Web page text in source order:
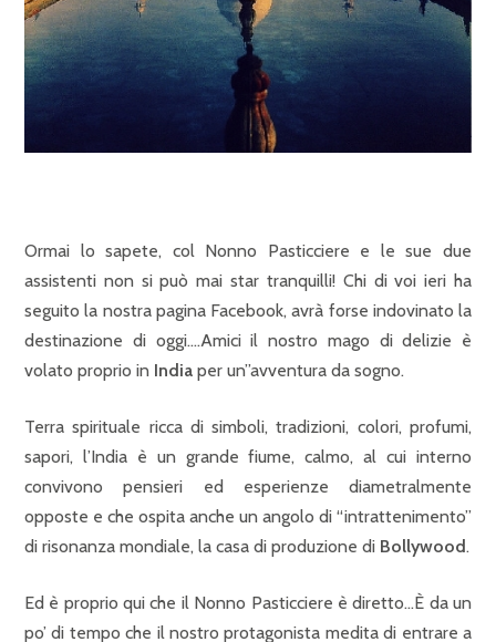
Ormai lo sapete, col Nonno Pasticciere e le sue due
assistenti non si può mai star tranquilli! Chi di voi ieri ha
seguito la nostra pagina Facebook, avrà forse indovinato la
destinazione di oggi….Amici il nostro mago di delizie è
volato proprio in India per un”avventura da sogno.
Terra spirituale ricca di simboli, tradizioni, colori, profumi,
sapori, l’India è un grande fiume, calmo, al cui interno
convivono pensieri ed esperienze diametralmente
opposte e che ospita anche un angolo di “intrattenimento”
di risonanza mondiale, la casa di produzione di Bollywood.
Ed è proprio qui che il Nonno Pasticciere è diretto…È da un
po’ di tempo che il nostro protagonista medita di entrare a